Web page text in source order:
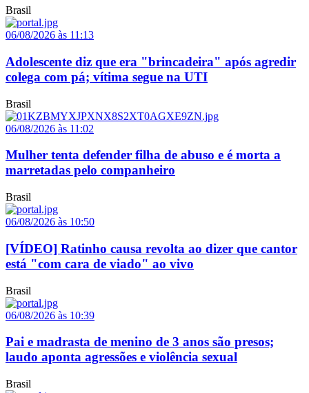
Brasil
06/08/2026 às 11:13
Adolescente diz que era "brincadeira" após agredir
colega com pá; vítima segue na UTI
Brasil
06/08/2026 às 11:02
Mulher tenta defender filha de abuso e é morta a
marretadas pelo companheiro
Brasil
06/08/2026 às 10:50
[VÍDEO] Ratinho causa revolta ao dizer que cantor
está "com cara de viado" ao vivo
Brasil
06/08/2026 às 10:39
Pai e madrasta de menino de 3 anos são presos;
laudo aponta agressões e violência sexual
Brasil